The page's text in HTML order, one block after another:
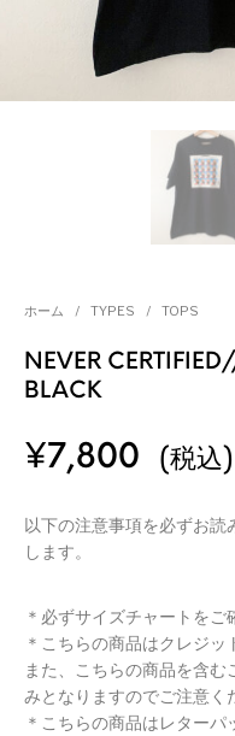
ホーム / TYPES / TOPS
NEVER
BLACK
¥7,800 (税込)
以下の注意事項を必ずお読
します。
＊必ずサイズチャートをご
＊こちらの商品はクレジッ
また、こちらの商品を含
みとなりますのでご注意く
＊こちらの商品はレター